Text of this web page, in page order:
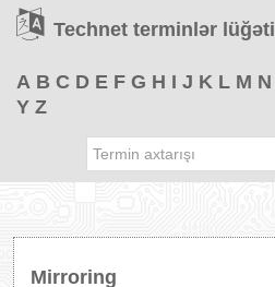
Technet terminlər lüğəti
A B C D E F G H I J K L M N
Y Z
Mirroring